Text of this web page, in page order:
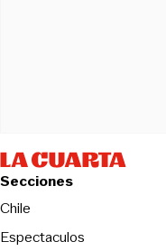
Secciones
Chile
Espectaculos